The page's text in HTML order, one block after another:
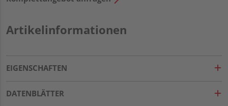
Artikelinformationen
EIGENSCHAFTEN
DATENBLÄTTER